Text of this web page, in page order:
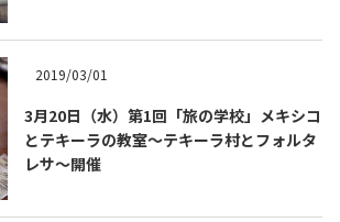
SNS 在日メキシコ大使館 SNS
2019/03/01
3月20日（水）第1回「旅の学校」メキシコ
とテキーラの教室〜テキーラ村とフォルタ
レサ〜開催